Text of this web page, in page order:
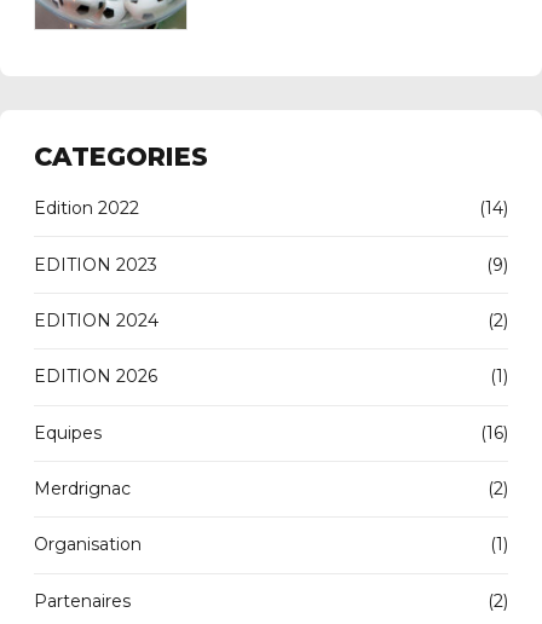
CATEGORIES
Edition 2022 (14)
EDITION 2023 (9)
EDITION 2024 (2)
EDITION 2026 (1)
Equipes (16)
Merdrignac (2)
Organisation (1)
Partenaires (2)